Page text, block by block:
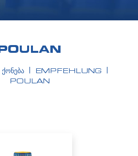
POULAN
ᲥᲝᲜᲔᲑᲐ
EMPFEHLUNG
POULAN